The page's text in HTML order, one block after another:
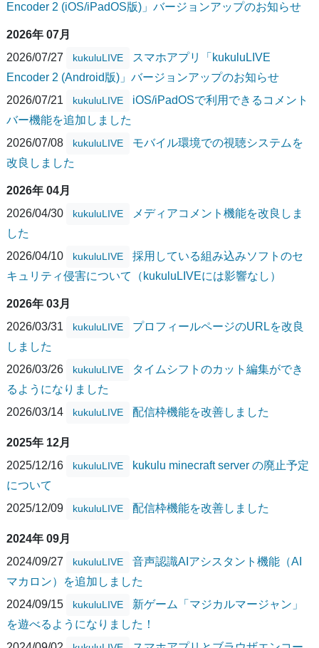
Encoder 2 (iOS/iPadOS版)」バージョンアップのお知らせ
2026年 07月
2026/07/27
kukuluLIVE
スマホアプリ「kukuluLIVE
Encoder 2 (Android版)」バージョンアップのお知らせ
2026/07/21
kukuluLIVE
iOS/iPadOSで利用できるコメント
バー機能を追加しました
2026/07/08
kukuluLIVE
モバイル環境での視聴システムを
改良しました
2026年 04月
2026/04/30
kukuluLIVE
メディアコメント機能を改良しま
した
2026/04/10
kukuluLIVE
採用している組み込みソフトのセ
キュリティ侵害について（kukuluLIVEには影響なし）
2026年 03月
2026/03/31
kukuluLIVE
プロフィールページのURLを改良
しました
2026/03/26
kukuluLIVE
タイムシフトのカット編集ができ
るようになりました
2026/03/14
kukuluLIVE 配信枠機能を改善しました
2025年 12月
2025/12/16
kukuluLIVE
kukulu minecraft server の廃止予定
について
2025/12/09
kukuluLIVE 配信枠機能を改善しました
2024年 09月
2024/09/27
kukuluLIVE
音声認識AIアシスタント機能（AI
マカロン）を追加しました
2024/09/15
kukuluLIVE
新ゲーム「マジカルマージャン」
を遊べるようになりました！